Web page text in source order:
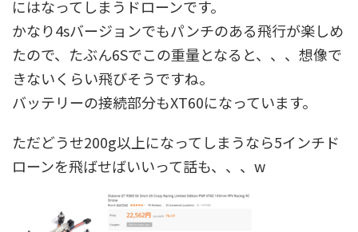
にはなってしまうドローンです。
かなり4sバージョンでもパンチのある飛行が楽しめ
たので、たぶん6Sでこの重量となると、、、想像で
きないくらい飛びそうですね。
バッテリーの接続部分もXT60になっています。
ただどうせ200g以上になってしまうなら5インチド
ローンを飛ばせばいいって話も、、、w